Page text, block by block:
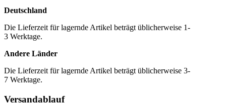
Deutschland
Die Lieferzeit für lagernde Artikel beträgt üblicherweise 1-
3 Werktage.
Andere Länder
Die Lieferzeit für lagernde Artikel beträgt üblicherweise 3-
7 Werktage.
Versandablauf